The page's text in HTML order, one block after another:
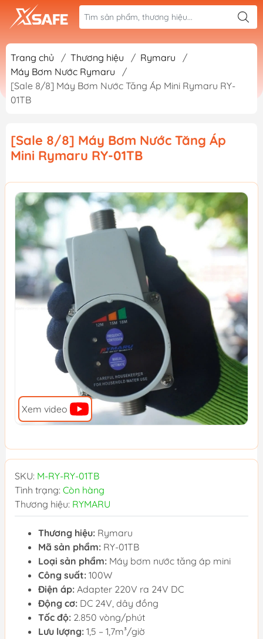
Trang chủ / Thương hiệu / Rymaru
/
Máy Bơm Nước Rymaru
/
[Sale 8/8] Máy Bơm Nước Tăng Áp Mini Rymaru RY-
01TB
[Sale 8/8] Máy Bơm Nước Tăng Áp
Mini Rymaru RY-01TB
Xem video
SKU: M-RY-RY-01TB
Tình trạng: Còn hàng
Thương hiệu: RYMARU
Thương hiệu: Rymaru
Mã sản phẩm: RY-01TB
Loại sản phẩm: Máy bơm nước tăng áp mini
Công suất: 100W
Điện áp: Adapter 220V ra 24V DC
Động cơ: DC 24V, dây đồng
Tốc độ: 2.850 vòng/phút
Lưu lượng: 1,5 – 1,7m³/giờ